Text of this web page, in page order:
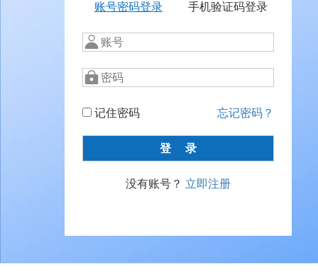
账号密码登录 手机验证码登录
记住密码 忘记密码？
没有账号？ 立即注册